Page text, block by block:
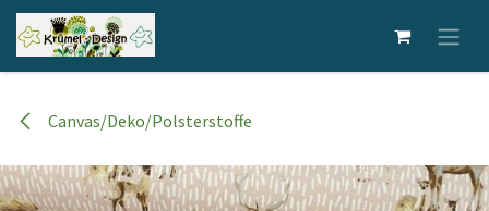
Zum Inhalt springen
Canvas/Deko/Polsterstoffe